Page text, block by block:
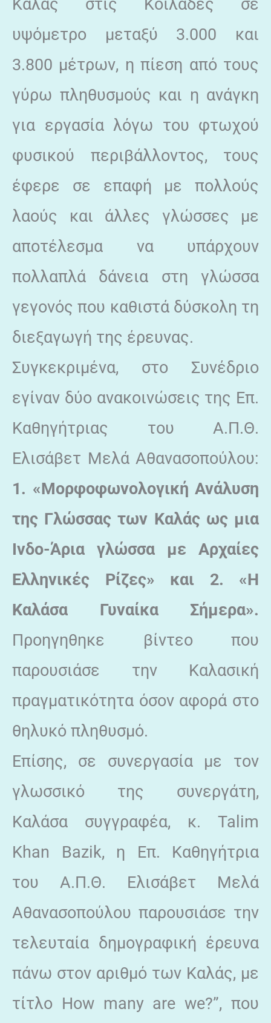
Καλάς στις Κοιλάδες σε
υψόμετρο μεταξύ 3.000 και
3.800 μέτρων, η πίεση από τους
γύρω πληθυσμούς και η ανάγκη
για εργασία λόγω του φτωχού
φυσικού περιβάλλοντος, τους
έφερε σε επαφή με πολλούς
λαούς και άλλες γλώσσες με
αποτέλεσμα να υπάρχουν
πολλαπλά δάνεια στη γλώσσα
γεγονός που καθιστά δύσκολη τη
διεξαγωγή της έρευνας.
Συγκεκριμένα, στο Συνέδριο
εγίναν δύο ανακοινώσεις της Επ.
Καθηγήτριας του Α.Π.Θ.
Ελισάβετ Μελά Αθανασοπούλου:
1. «Μορφοφωνολογική Ανάλυση
της Γλώσσας των Καλάς ως μια
Ινδο-Άρια γλώσσα με Αρχαίες
Ελληνικές Ρίζες» και 2. «Η
Καλάσα Γυναίκα Σήμερα».
Προηγηθηκε βίντεο που
παρουσιάσε την Καλασική
πραγματικότητα όσον αφορά στο
θηλυκό πληθυσμό.
Επίσης, σε συνεργασία με τον
γλωσσικό της συνεργάτη,
Καλάσα συγγραφέα, κ. Talim
Khan Bazik, η Επ. Καθηγήτρια
του Α.Π.Θ. Ελισάβετ Μελά
Αθανασοπούλου παρουσιάσε την
τελευταία δημογραφική έρευνα
πάνω στον αριθμό των Καλάς, με
τίτλο How many are we?”, που